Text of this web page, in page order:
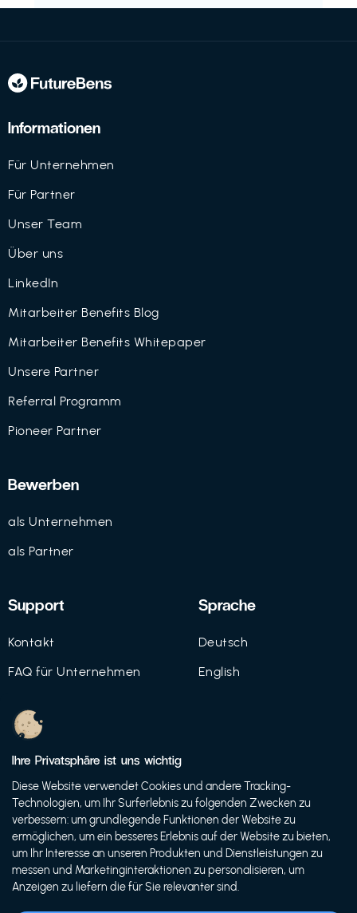
Informationen
Für Unternehmen
Für Partner
Unser Team
Über uns
LinkedIn
Mitarbeiter Benefits Blog
Mitarbeiter Benefits Whitepaper
Unsere Partner
Referral Programm
Pioneer Partner
Bewerben
als Unternehmen
als Partner
Support
Kontakt
FAQ für Unternehmen
Datenschutz
Nutzungsbedingungen
Sprache
Deutsch
English
© 2021 FutureBens GmbH
Ihre Privatsphäre ist uns wichtig
Diese Website verwendet Cookies und andere Tracking-
Technologien, um Ihr Surferlebnis zu folgenden Zwecken zu
verbessern: um grundlegende Funktionen der Website zu
ermöglichen, um ein besseres Erlebnis auf der Website zu bieten,
um Ihr Interesse an unseren Produkten und Dienstleistungen zu
messen und Marketinginteraktionen zu personalisieren, um
Anzeigen zu liefern die für Sie relevanter sind.